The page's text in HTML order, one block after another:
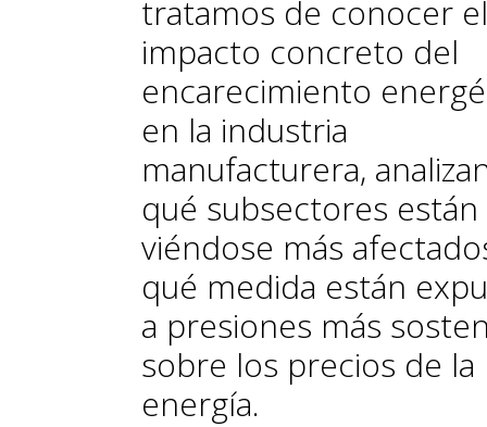
tratamos de conocer el
impacto concreto del
encarecimiento
en la industria
manufacturera,
qué subsectores están
viéndose más
qué medida están
a presiones más
sobre los precios de la
energía.